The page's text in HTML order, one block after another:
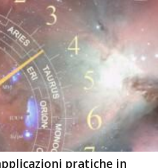
pratiche in